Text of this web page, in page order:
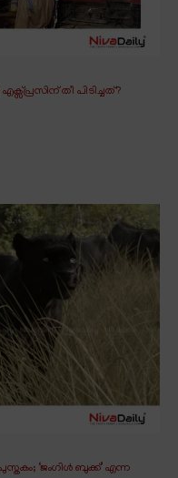
തീ പിടിച്ചത്?
‘ജംഗിൾ ബുക്ക്’ എന്ന